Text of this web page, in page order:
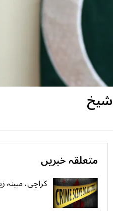
متعلقہ خبریں
کراچی، مبینہ
والی
گئی،ملزم